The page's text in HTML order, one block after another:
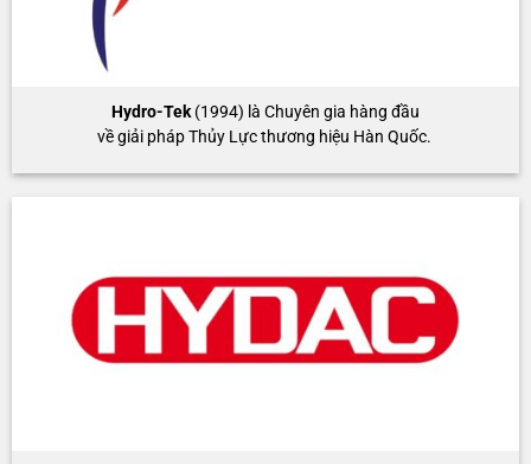
Hydro-Tek (1994) là Chuyên gia hàng đầu
về giải pháp Thủy Lực thương hiệu Hàn Quốc.